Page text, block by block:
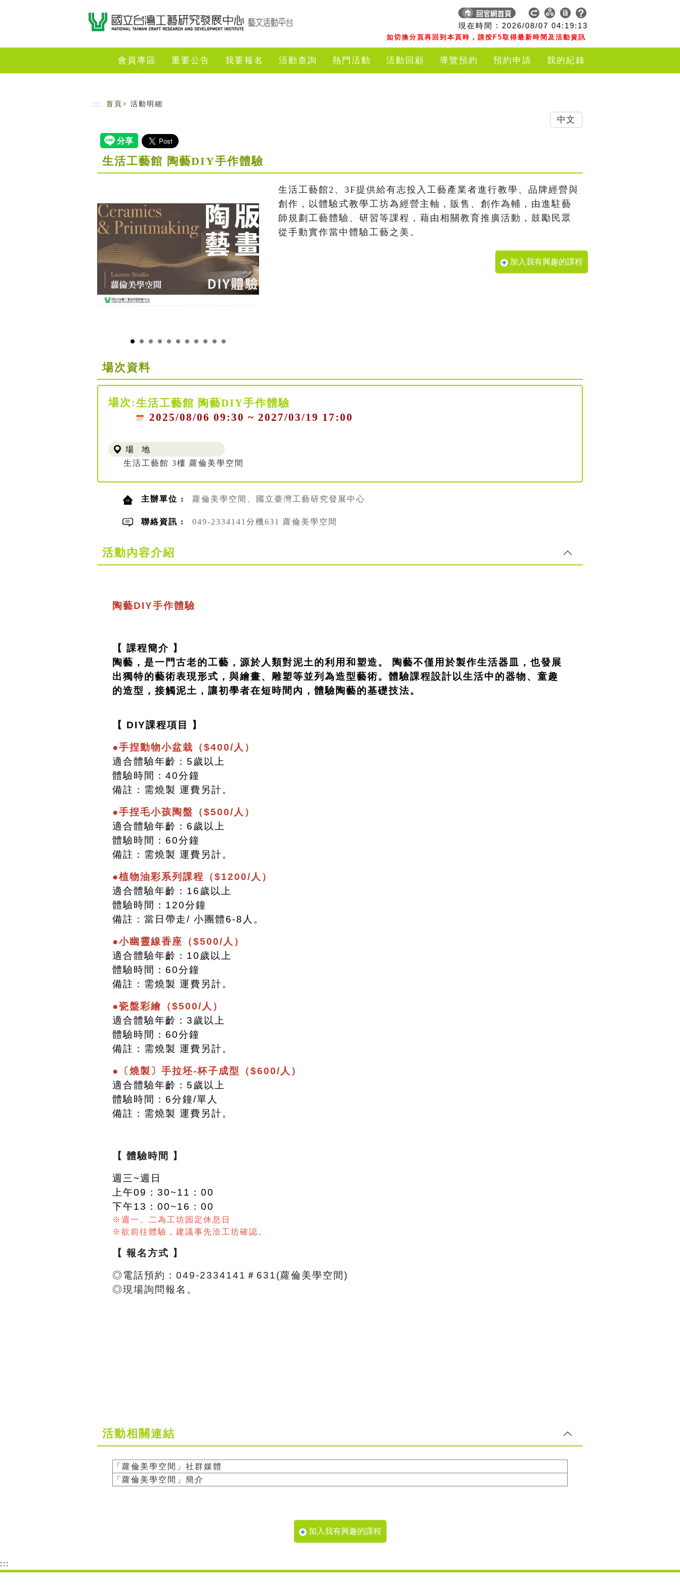
現在時間 : 2026/08/07 04:19:14
如切換分頁再回到本頁時，請按F5取得最新時間及活動資訊
會員專區 重要公告 我要報名 活動查詢 熱門活動 活動回顧 導覽預約 預約申請 我的紀錄
::: 首頁 > 活動明細
生活工藝館 陶藝DIY手作體驗
生活工藝館2、3F提供給有志投入工藝產業者進行教學、品牌經營與
創作，以體驗式教學工坊為經營主軸，販售、創作為輔，由進駐藝
師規劃工藝體驗、研習等課程，藉由相關教育推廣活動，鼓勵民眾
從手動實作當中體驗工藝之美。
加入我有興趣的課程
場次資料
場次:生活工藝館 陶藝DIY手作體驗
2025/08/06 09:30 ~ 2027/03/19 17:00
場 地
生活工藝館 3樓 蘿倫美學空間
主辦單位 : 蘿倫美學空間、國立臺灣工藝研究發展中心
聯絡資訊 : 049-2334141分機631 蘿倫美學空間
活動內容介紹
陶藝DIY手作體驗
【 課程簡介 】
陶藝，是一門古老的工藝，源於人類對泥土的利用和塑造。 陶藝不僅用於製作生活器皿，也發展
出獨特的藝術表現形式，與繪畫、雕塑等並列為造型藝術。體驗課程設計以生活中的器物、童趣
的造型，接觸泥土，讓初學者在短時間內，體驗陶藝的基礎技法。
【 DIY課程項目 】
●手捏動物小盆栽（$400/人）
適合體驗年齡：5歲以上
體驗時間：40分鐘
備註：需燒製 運費另計。
●手捏毛小孩陶盤（$500/人）
適合體驗年齡：6歲以上
體驗時間：60分鐘
備註：需燒製 運費另計。
●植物油彩系列課程（$1200/人）
適合體驗年齡：16歲以上
體驗時間：120分鐘
備註：當日帶走/ 小團體6-8人。
●小幽靈線香座（$500/人）
適合體驗年齡：10歲以上
體驗時間：60分鐘
備註：需燒製 運費另計。
●瓷盤彩繪（$500/人）
適合體驗年齡：3歲以上
體驗時間：60分鐘
備註：需燒製 運費另計。
●〔燒製〕手拉坯-杯子成型（$600/人）
適合體驗年齡：5歲以上
體驗時間：6分鐘/單人
備註：需燒製 運費另計。
【 體驗時間 】
週三~週日
上午09：30~11：00
下午13：00~16：00
※週一、二為工坊固定休息日
※欲前往體驗，建議事先洽工坊確認。
【 報名方式 】
◎電話預約：049-2334141＃631(蘿倫美學空間)
◎現場詢問報名。
活動相關連結
「蘿倫美學空間」社群媒體
「蘿倫美學空間」簡介
加入我有興趣的課程
:::